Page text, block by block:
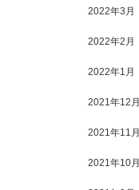
2022年3月
2022年2月
2022年1月
2021年12月
2021年11月
2021年10月